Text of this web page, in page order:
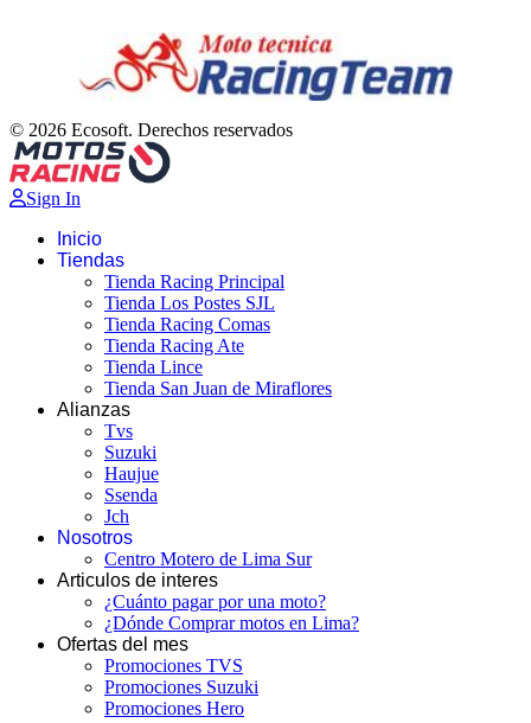
© 2026 Ecosoft. Derechos reservados
Sign In
Inicio
Tiendas
Tienda Racing Principal
Tienda Los Postes SJL
Tienda Racing Comas
Tienda Racing Ate
Tienda Lince
Tienda San Juan de Miraflores
Alianzas
Tvs
Suzuki
Haujue
Ssenda
Jch
Nosotros
Centro Motero de Lima Sur
Articulos de interes
¿Cuánto pagar por una moto?
¿Dónde Comprar motos en Lima?
Ofertas del mes
Promociones TVS
Promociones Suzuki
Promociones Hero